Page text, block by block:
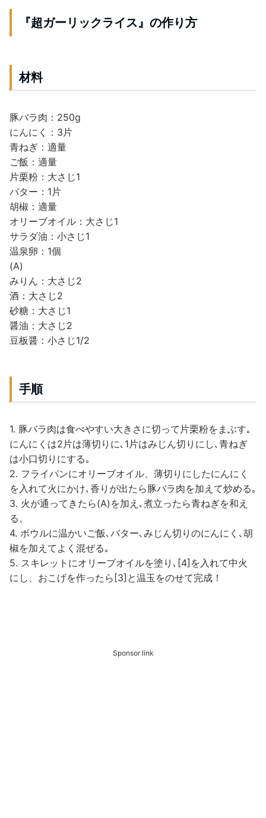
『超ガーリックライス』の作り方
材料
豚バラ肉：250g
にんにく：3片
青ねぎ：適量
ご飯：適量
片栗粉：大さじ1
バター：1片
胡椒：適量
オリーブオイル：大さじ1
サラダ油：小さじ1
温泉卵：1個
(A)
みりん：大さじ2
酒：大さじ2
砂糖：大さじ1
醤油：大さじ2
豆板醤：小さじ1/2
手順
1. 豚バラ肉は食べやすい大きさに切って片栗粉をまぶす｡
にんにくは2片は薄切りに､1片はみじん切りにし､青ねぎ
は小口切りにする｡
2. フライパンにオリーブオイル、薄切りにしたにんにく
を入れて火にかけ､香りが出たら豚バラ肉を加えて炒める｡
3. 火が通ってきたら(A)を加え､煮立ったら青ねぎを和え
る。
4. ボウルに温かいご飯､バター､みじん切りのにんにく､胡
椒を加えてよく混ぜる｡
5. スキレットにオリーブオイルを塗り､[4]を入れて中火
にし、おこげを作ったら[3]と温玉をのせて完成！
Sponsor link